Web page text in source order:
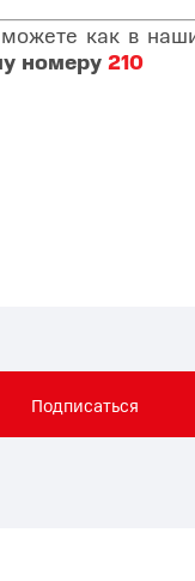
как в
номеру210
Подписаться